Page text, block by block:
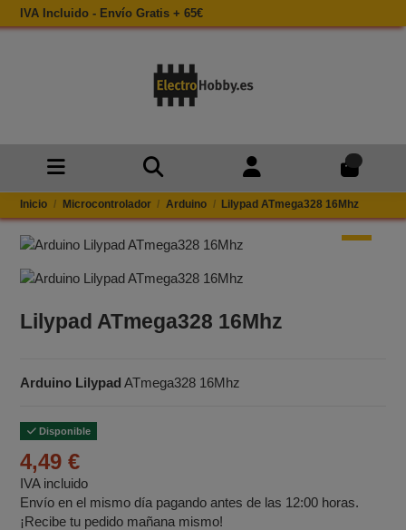
IVA Incluido - Envío Gratis + 65€
Inicio Microcontrolador Arduino Lilypad ATmega328 16Mhz
Lilypad ATmega328 16Mhz
Arduino Lilypad ATmega328 16Mhz
Disponible
4,49 €
IVA incluido
Envío en el mismo día pagando antes de las 12:00 horas.
¡Recibe tu pedido mañana mismo!